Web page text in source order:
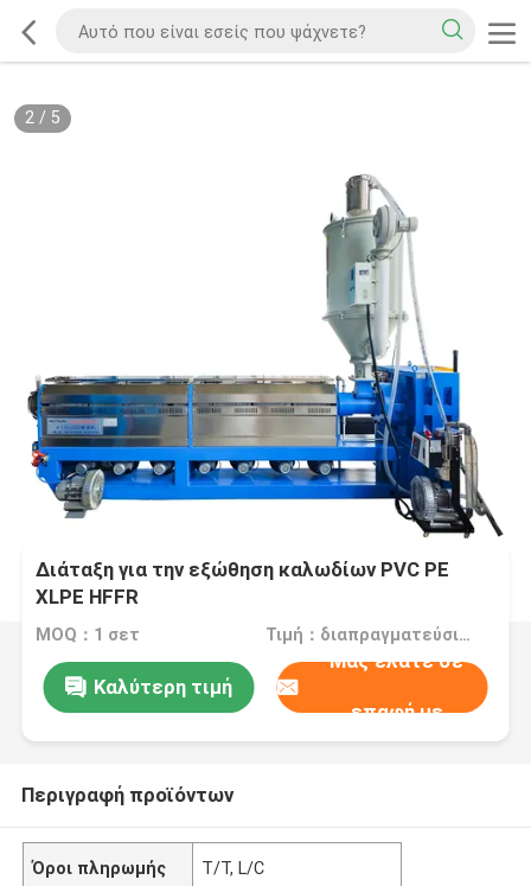
2/ 5
Διάταξη για την εξώθηση καλωδίων PVC PE
XLPE HFFR
MOQ：1 σετ Τιμή：διαπραγματεύσιμα
Καλύτερη τιμή
Μας ελάτε σε
επαφή με
Περιγραφή προϊόντων
Όροι πληρωμής T/T, L/C